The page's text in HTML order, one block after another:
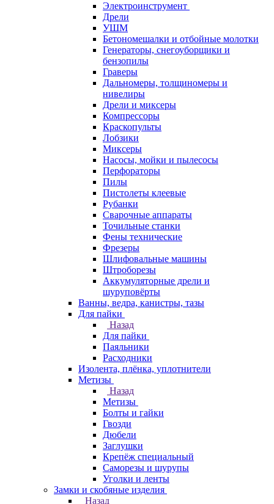
Электроинструмент
Дрели
УШМ
Бетономешалки и отбойные молотки
Генераторы, снегоуборщики и
бензопилы
Граверы
Дальномеры, толщиномеры и
нивелиры
Дрели и миксеры
Компрессоры
Краскопульты
Лобзики
Миксеры
Насосы, мойки и пылесосы
Перфораторы
Пилы
Пистолеты клеевые
Рубанки
Сварочные аппараты
Точильные станки
Фены технические
Фрезеры
Шлифовальные машины
Штроборезы
Аккумуляторные дрели и
шуруповёрты
Ванны, ведра, канистры, тазы
Для пайки
Назад
Для пайки
Паяльники
Расходники
Изолента, плёнка, уплотнители
Метизы
Назад
Метизы
Болты и гайки
Гвозди
Дюбели
Заглушки
Крепёж специальный
Саморезы и шурупы
Уголки и ленты
Замки и скобяные изделия
Назад